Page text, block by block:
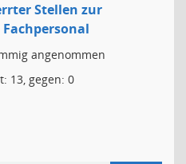
Stellen zur
angenommen
13, gegen: 0